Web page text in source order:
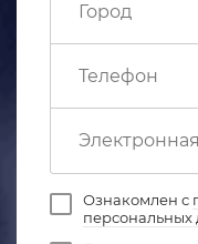
Ознакомлен с
персональных